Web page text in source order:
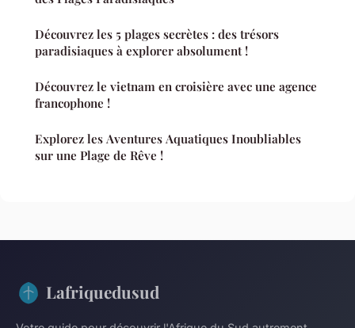
Découvrez les 5 plages secrètes : des trésors
paradisiaques à explorer absolument !
Découvrez le vietnam en croisière avec une agence
francophone !
Explorez les Aventures Aquatiques Inoubliables
sur une Plage de Rêve !
Lafriquedusud